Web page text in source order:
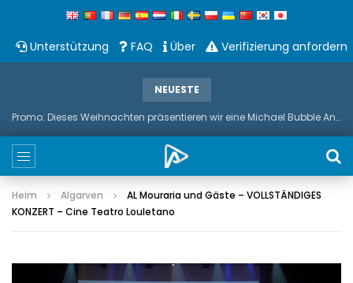
Unterstützung FAQ Über Verifizierung anfordern
NEUESTE
Promo: Dieses Weihnachten präsentieren wir eine Michael Bubble And Sax Duets
Heim Algarven
AL Mouraria und Gäste – VOLLSTÄNDIGES
KONZERT – Cine Teatro Louletano